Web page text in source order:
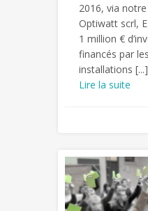
2016, via
Optiwatt scrl,
1 million €
financés par
installations [...]
Lire la suite